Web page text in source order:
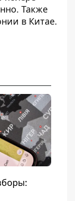
. Также
в Китае.